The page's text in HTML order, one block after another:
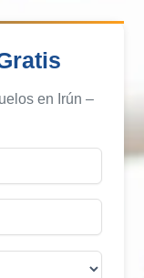
en Irún –